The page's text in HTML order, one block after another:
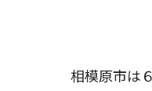
相模原市は